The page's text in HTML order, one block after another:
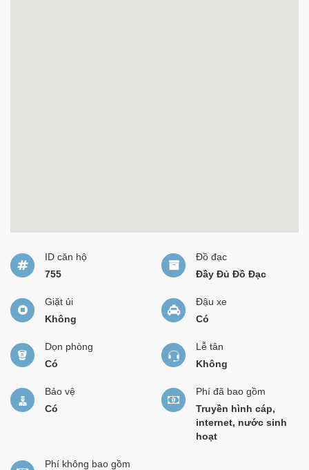
ID căn hộ
755
Đồ đạc
Đầy Đủ Đồ Đạc
Giặt ủi
Không
Đậu xe
Có
Dọn phòng
Có
Lễ tân
Không
Bảo vệ
Có
Phí đã bao gồm
Truyền hình cáp,
internet, nước sinh
hoạt
Phí không bao gồm